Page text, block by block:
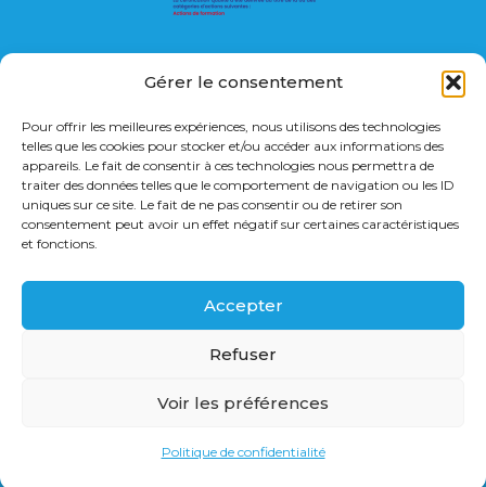
Gérer le consentement
Pour offrir les meilleures expériences, nous utilisons des technologies
telles que les cookies pour stocker et/ou accéder aux informations des
appareils. Le fait de consentir à ces technologies nous permettra de
traiter des données telles que le comportement de navigation ou les ID
uniques sur ce site. Le fait de ne pas consentir ou de retirer son
consentement peut avoir un effet négatif sur certaines caractéristiques
et fonctions.
Accepter
Refuser
Voir les préférences
Politique de confidentialité
Vie de la société
Calendrier des formations
Plateaux de Cytologie
Recommandations officielles
Mentions légales